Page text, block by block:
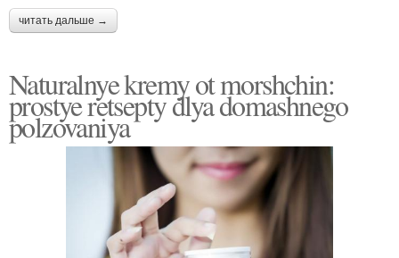
читать дальше →
Naturalnye kremy ot morshchin:
prostye retsepty dlya domashnego
polzovaniya